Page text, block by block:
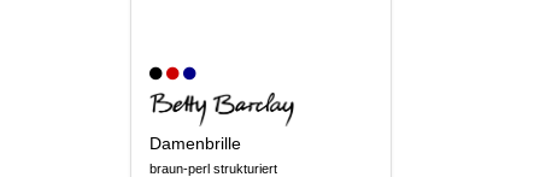
Damenbrille
braun-perl strukturiert